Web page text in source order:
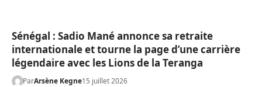
Sénégal : Sadio Mané annonce sa retraite
internationale et tourne la page d’une carrière
légendaire avec les Lions de la Teranga
ParArsène Kegne15 juillet 2026